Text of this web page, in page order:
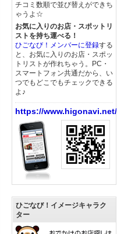
チコミ数順で並び替えができち
ゃうよ☆
お気に入りのお店・スポットリ
ストを持ち運べる！
ひごなび！メンバーに登録する
と、お気に入りのお店・スポッ
トリストが作れちゃう。PC・
スマートフォン共通だから、い
つでもどこでもチェックできる
よ♪
https://www.higonavi.net/
ひごなび！イメージキャラク
ター